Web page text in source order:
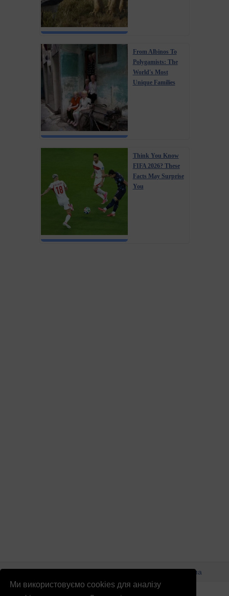
Ми використовуємо cookies для аналізу
From Albinos To
Polygamists: The
World's Most
Unique Families
Think You Know
FIFA 2026? These
Facts May Surprise
You
© Патріоти України 2026 Правова інформація
Реклама
info@patrioty.org.ua